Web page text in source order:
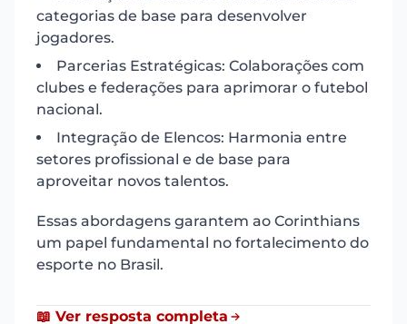
categorias de base para desenvolver
jogadores.
Parcerias Estratégicas: Colaborações com
clubes e federações para aprimorar o futebol
nacional.
Integração de Elencos: Harmonia entre
setores profissional e de base para
aproveitar novos talentos.
Essas abordagens garantem ao Corinthians
um papel fundamental no fortalecimento do
esporte no Brasil.
📖 Ver resposta completa